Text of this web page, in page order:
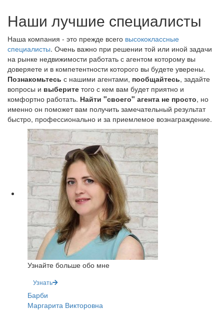
Наши лучшие специалисты
Наша компания - это прежде всего высококлассные
специалисты. Очень важно при решении той или иной задачи
на рынке недвижимости работать с агентом которому вы
доверяете и в компетентности которого вы будете уверены.
Познакомьтесь с нашими агентами, пообщайтесь, задайте
вопросы и выберите того с кем вам будет приятно и
комфортно работать. Найти "своего" агента не просто, но
именно он поможет вам получить замечательный результат
быстро, профессионально и за приемлемое вознаграждение.
Узнайте больше обо мне
Узнать
Барби
Маргарита Викторовна